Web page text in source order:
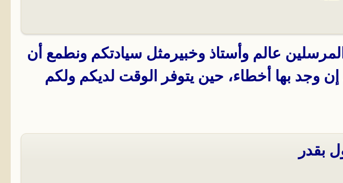
عالم وأستاذ وخبيرمثل سيادتكم ونطمع أن
إن وجد بها أخطاء، حين يتوفر الوقت لديكم ولكم
بقدر